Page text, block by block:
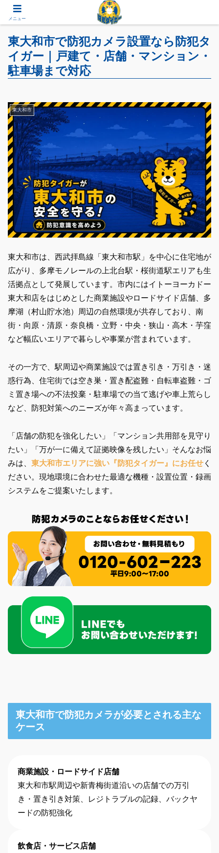
東大和市で防犯カメラ設置なら防犯タ
イガー｜戸建て・店舗・マンション・
駐車場まで対応
東大和市
東大和市は、西武拝島線「東大和市駅」を中心に住宅地が
広がり、多摩モノレールの上北台駅・桜街道駅エリアも生
活拠点として発展しています。市内にはイトーヨーカドー
東大和店をはじめとした商業施設やロードサイド店舗、多
摩湖（村山貯水池）周辺の自然環境が共存しており、南
街・向原・清原・奈良橋・立野・中央・狭山・高木・芋窪
など幅広いエリアで暮らしや事業が営まれています。
その一方で、駅周辺や商業施設では置き引き・万引き・迷
惑行為、住宅街では空き巣・置き配盗難・自転車盗難・ゴ
ミ置き場への不法投棄・駐車場での当て逃げや車上荒らし
など、防犯対策へのニーズが年々高まっています。
「店舗の防犯を強化したい」「マンション共用部を見守り
たい」「万が一に備えて証拠映像を残したい」そんなお悩
みは、 東大和市エリアに強い『防犯タイガー』にお任せ く
ださい。現地環境に合わせた最適な機種・設置位置・録画
システムをご提案いたします。
東大和市で防犯カメラが必要とされる主な
ケース
商業施設・ロードサイド店舗
東大和市駅周辺や新青梅街道沿いの店舗での万引
き・置き引き対策、レジトラブルの記録、バックヤ
ードの防犯強化
飲食店・サービス店舗
メニュー